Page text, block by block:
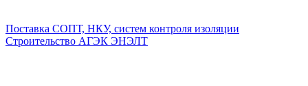
Поставка СОПТ, НКУ, систем контроля изоляции
Строительство АГЭК ЭНЭЛТ